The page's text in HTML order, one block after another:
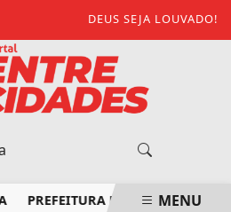
DEUS SEJA LOUVADO!
PREFEITURA DE SÃO FIDÉLISMENU